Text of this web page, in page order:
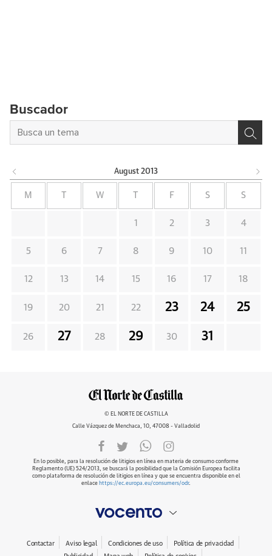
Buscador
August 2013
M W F S S
1 2 3 4
5 6 7 8 9 10 11
12 13 14 15 16 17 18
19 20 21 22 23 24 25
26 27 28 29 30 31
© EL NORTE DE CASTILLA
Calle Vázquez de Menchaca, 10, 47008 - Valladolid
En lo posible, para la resolución de litigios en línea en materia de consumo conforme
Reglamento (UE) 524/2013, se buscará la posibilidad que la Comisión Europea facilita
como plataforma de resolución de litigios en línea y que se encuentra disponible en el
enlace https://ec.europa.eu/consumers/odr.
Contactar Aviso legal Condiciones de uso
Política de privacidad